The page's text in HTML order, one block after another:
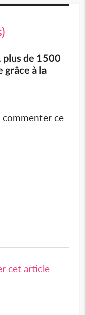
de 1500
grâce à la
ce
cet article